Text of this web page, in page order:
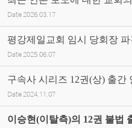
Date 2026.03.17
평강제일교회 임시 당회장
Date 2025.06.07
구속사 시리즈 12권(상) 출간
Date 2024.11.07
이승현(이탈측)의 12권 불법